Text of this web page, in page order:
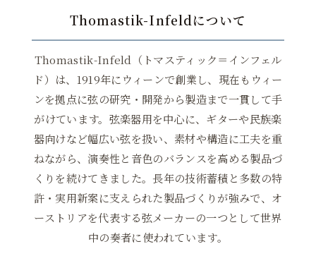
Thomastik-Infeldについて
Thomastik-Infeld（トマスティック＝インフェル
ド）は、1919年にウィーンで創業し、現在もウィー
ンを拠点に弦の研究・開発から製造まで一貫して手
がけています。弦楽器用を中心に、ギターや民族楽
器向けなど幅広い弦を扱い、素材や構造に工夫を重
ねながら、演奏性と音色のバランスを高める製品づ
くりを続けてきました。長年の技術蓄積と多数の特
許・実用新案に支えられた製品づくりが強みで、オ
ーストリアを代表する弦メーカーの一つとして世界
中の奏者に使われています。